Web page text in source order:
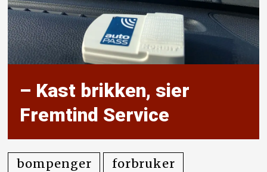
– Kast brikken, sier
Fremtind Service
bompenger
forbruker